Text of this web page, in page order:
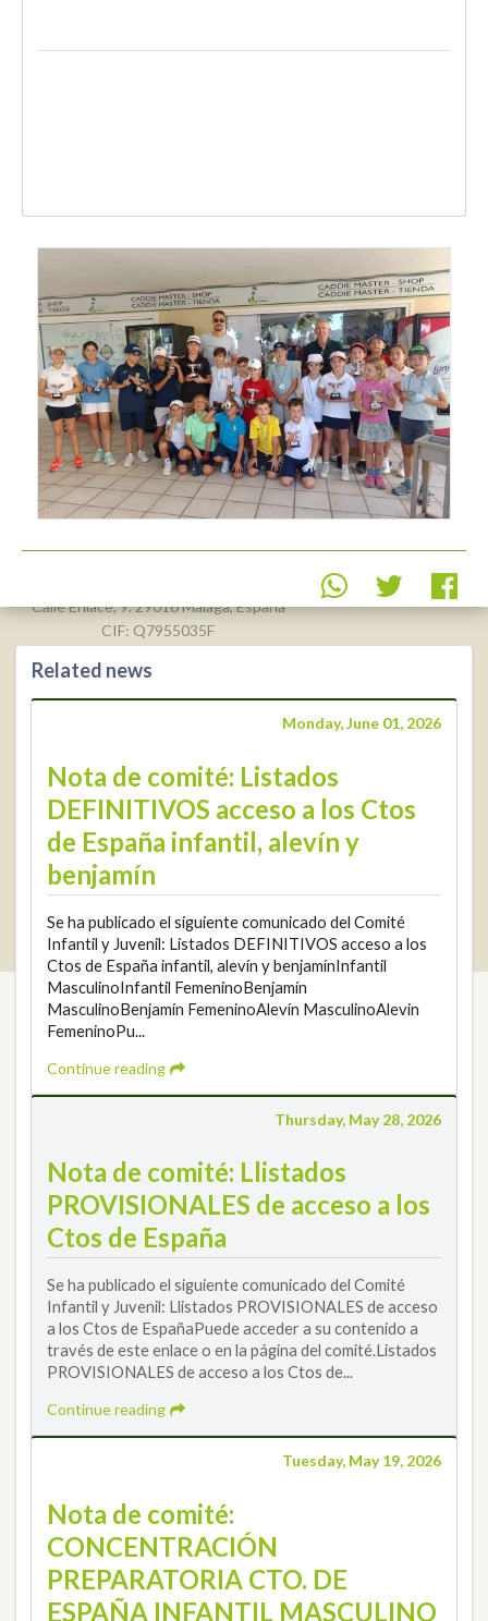
Related news
Monday, June 01, 2026
Nota de comité: Listados
DEFINITIVOS acceso a los Ctos
de España infantil, alevín y
benjamín
Se ha publicado el siguiente comunicado del Comité
Infantil y Juvenil: Listados DEFINITIVOS acceso a los
Ctos de España infantil, alevín y benjamínInfantil
MasculinoInfantil FemeninoBenjamín
MasculinoBenjamín FemeninoAlevín MasculinoAlevin
FemeninoPu...
Continue reading
Thursday, May 28, 2026
Nota de comité: Llistados
PROVISIONALES de acceso a los
Ctos de España
Se ha publicado el siguiente comunicado del Comité
Infantil y Juvenil: Llistados PROVISIONALES de acceso
a los Ctos de EspañaPuede acceder a su contenido a
través de este enlace o en la página del comité.Listados
PROVISIONALES de acceso a los Ctos de...
Continue reading
Tuesday, May 19, 2026
Nota de comité:
CONCENTRACIÓN
PREPARATORIA CTO. DE
ESPAÑA INFANTIL MASCULINO
Real Federación Andaluza de
Calle Enlace, 9. 29016 Málaga, España
CIF: Q7955035F
+34 952 225
590
Cookies Policy
Legal note © DarkSky
Tournaments widget
Login